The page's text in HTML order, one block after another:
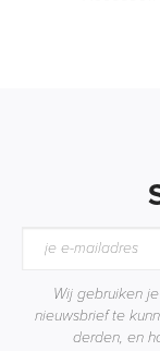
Wij gebruiken
nieuwsbrief te
derden, en